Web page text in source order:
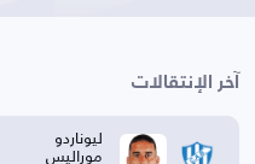
آخر الإنتقالات
ليوناردو
موراليس